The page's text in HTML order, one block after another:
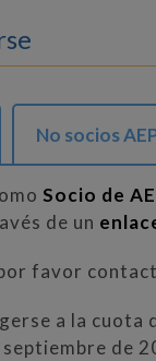
No socios
Socio de
de un
favor
a la cuota
de